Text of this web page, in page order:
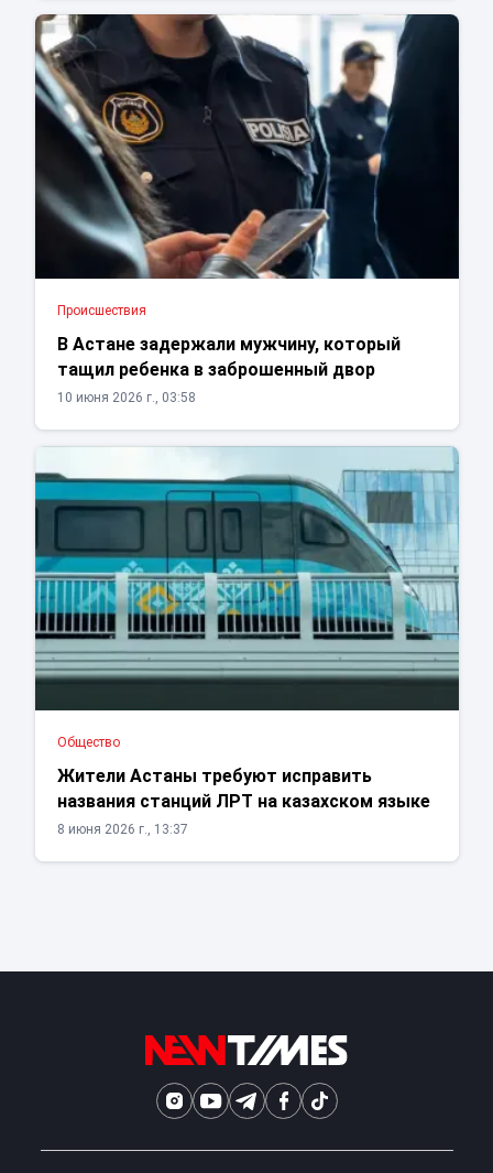
Проиcшествия
В Астане задержали мужчину, который
тащил ребенка в заброшенный двор
10 июня 2026 г., 03:58
Общество
Жители Астаны требуют исправить
названия станций ЛРТ на казахском языке
8 июня 2026 г., 13:37